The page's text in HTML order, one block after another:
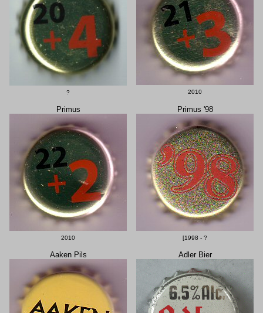
? 2010
Primus
2010
Primus '98
[1998 - ?
Aaken Pils Adler Bier